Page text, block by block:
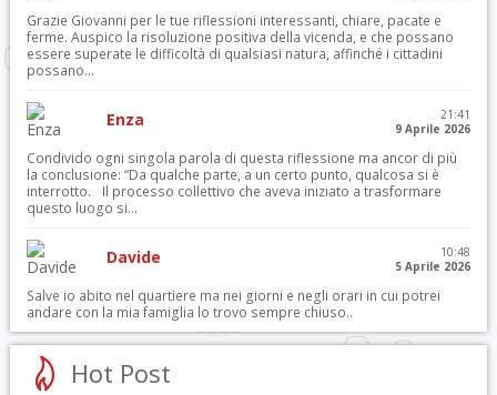
Grazie Giovanni per le tue riflessioni interessanti, chiare, pacate e
ferme. Auspico la risoluzione positiva della vicenda, e che possano
essere superate le difficoltà di qualsiasi natura, affinché i cittadini
possano...
Enza
21:41
9 Aprile 2026
Condivido ogni singola parola di questa riflessione ma ancor di più
la conclusione: “Da qualche parte, a un certo punto, qualcosa si è
interrotto. Il processo collettivo che aveva iniziato a trasformare
questo luogo si...
Davide
10:48
5 Aprile 2026
Salve io abito nel quartiere ma nei giorni e negli orari in cui potrei
andare con la mia famiglia lo trovo sempre chiuso..
Hot Post